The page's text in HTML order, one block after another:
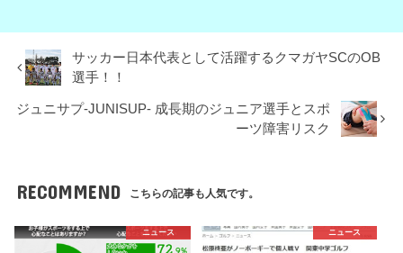
サッカー日本代表として活躍するクマガヤSCのOB
選手！！
ジュニサプ-JUNISUP- 成長期のジュニア選手とスポ
ーツ障害リスク
RECOMMEND こちらの記事も人気です。
ニュース ニュース